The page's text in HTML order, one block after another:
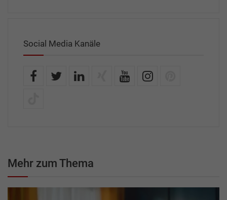
Social Media Kanäle
Mehr zum Thema